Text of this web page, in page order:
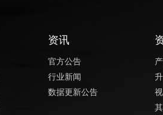
资讯
官方公告
行业新闻
数据更新公告